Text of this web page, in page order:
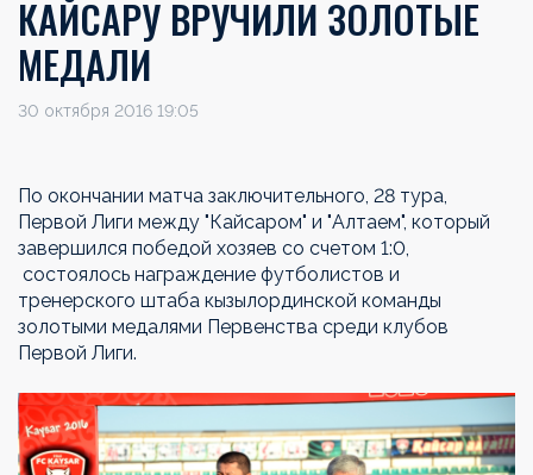
КАЙСАРУ ВРУЧИЛИ ЗОЛОТЫЕ
МЕДАЛИ
30 октября 2016 19:05
По окончании матча заключительного, 28 тура,
Первой Лиги между "Кайсаром" и "Алтаем", который
завершился победой хозяев со счетом 1:0,
состоялось награждение футболистов и
тренерского штаба кызылординской команды
золотыми медалями Первенства среди клубов
Первой Лиги.